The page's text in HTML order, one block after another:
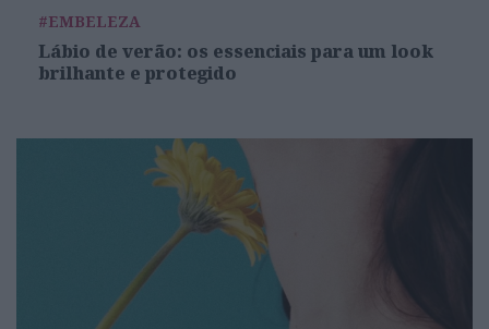
#EMBELEZA
Lábio de verão: os essenciais para um look
brilhante e protegido